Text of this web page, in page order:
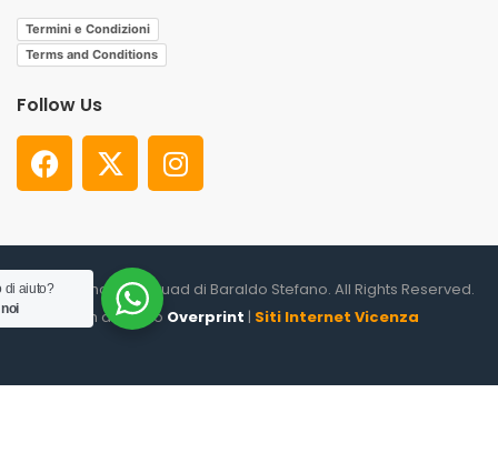
Termini e Condizioni
Terms and Conditions
Follow Us
© 2026. Shooter Squad di Baraldo Stefano. All Rights Reserved.
un altro sito Overprint | Siti Internet Vicenza
di aiuto?